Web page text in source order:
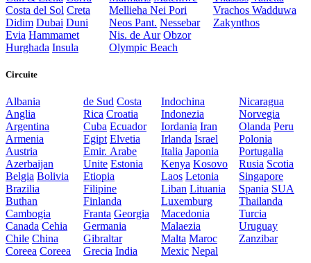
Costa del Sol Creta
Didim Dubai Duni
Evia Hammamet
Hurghada Insula
MelliehaNei Pori
Neos Pant. Nessebar
Nis. de Aur Obzor
Olympic Beach
Vrachos Wadduwa
Zakynthos
Circuite
Albania
Anglia
Argentina
Armenia
Austria
Azerbaijan
Belgia Bolivia
Brazilia
Buthan
Cambogia
Canada Cehia
Chile China
Coreea Coreea
de Sud Costa
Rica Croatia
Cuba Ecuador
Egipt Elvetia
Emir. Arabe
Unite Estonia
Etiopia
Filipine
Finlanda
Franta Georgia
Germania
Gibraltar
Grecia India
Indochina
Indonezia
Iordania Iran
Irlanda Israel
Italia Japonia
Kenya Kosovo
Laos Letonia
Liban Lituania
Luxemburg
Macedonia
Malaezia
Malta Maroc
Mexic Nepal
Nicaragua
Norvegia
Olanda Peru
Polonia
Portugalia
Rusia Scotia
Singapore
Spania SUA
Thailanda
Turcia
Uruguay
Zanzibar